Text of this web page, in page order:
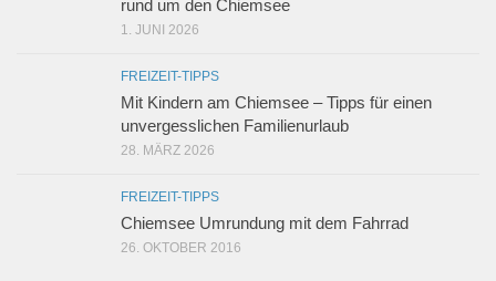
rund um den Chiemsee
1. JUNI 2026
FREIZEIT-TIPPS
Mit Kindern am Chiemsee – Tipps für einen
unvergesslichen Familienurlaub
28. MÄRZ 2026
FREIZEIT-TIPPS
Chiemsee Umrundung mit dem Fahrrad
26. OKTOBER 2016